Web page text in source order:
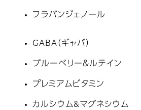
フラバンジェノール
GABA（ギャバ）
ブルーベリー＆ルテイン
プレミアムビタミン
カルシウム&マグネシウム